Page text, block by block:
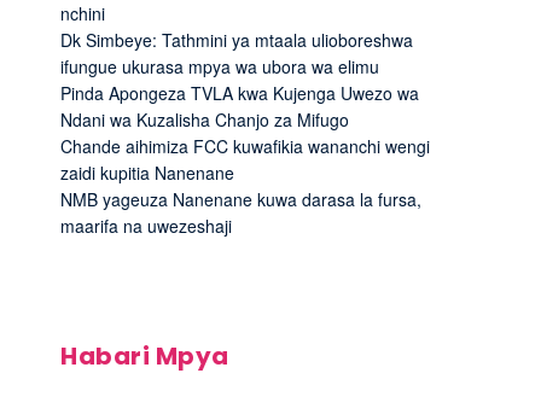
nchini
Dk Simbeye: Tathmini ya mtaala ulioboreshwa
ifungue ukurasa mpya wa ubora wa elimu
Pinda Apongeza TVLA kwa Kujenga Uwezo wa
Ndani wa Kuzalisha Chanjo za Mifugo
Chande aihimiza FCC kuwafikia wananchi wengi
zaidi kupitia Nanenane
NMB yageuza Nanenane kuwa darasa la fursa,
maarifa na uwezeshaji
Habari Mpya